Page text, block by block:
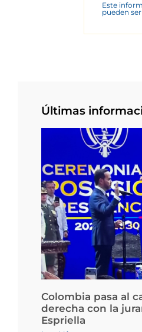
Este
pueden
Últimas
Colombia pasa al
derecha con la
Espriella